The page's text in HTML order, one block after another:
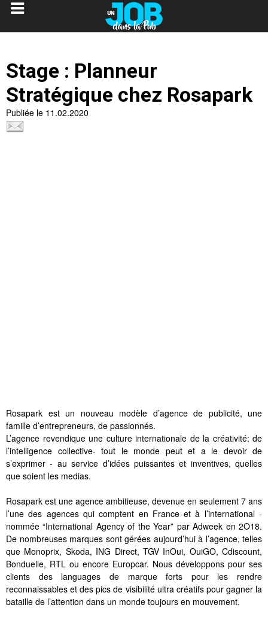
Stage : Planneur
Stratégique chez Rosapark
Publiée le 11.02.2020
Rosapark est un nouveau modèle d’agence de publicité, une
famille d’entrepreneurs, de passionnés.
L’agence revendique une culture internationale de la créativité: de
l’intelligence collective- tout le monde peut et a le devoir de
s’exprimer - au service d’idées puissantes et inventives, quelles
que soient les medias.
Rosapark est une agence ambitieuse, devenue en seulement 7 ans
l’une des agences qui comptent en France et à l’international -
nommée “International Agency of the Year” par Adweek en 2O18.
De nombreuses marques sont gérées aujourd’hui à l’agence, telles
que Monoprix, Skoda, ING Direct, TGV InOui, OuiGO, Cdiscount,
Bonduelle, RTL ou encore Europcar. Nous développons pour ses
clients des languages de marque forts pour les rendre
reconnaissables et des pics de visibilité ultra créatifs pour gagner la
bataille de l’attention dans un monde toujours en mouvement.